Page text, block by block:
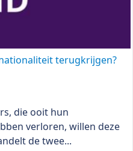
terugkrijgen?
die ooit hun
verloren, willen deze
de twee...